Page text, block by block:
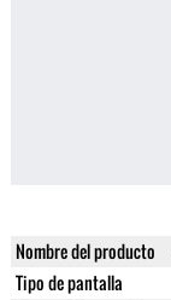
Nombre del producto
Tipo de pantalla